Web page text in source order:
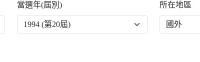
當選年(屆別) 所在地區